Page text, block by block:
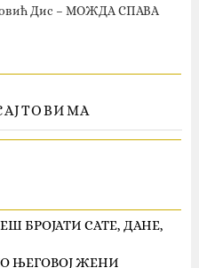
Дис – МОЖДА СПАВА
БРОЈАТИ САТЕ, ДАНЕ,
ЊЕГОВОЈ ЖЕНИ